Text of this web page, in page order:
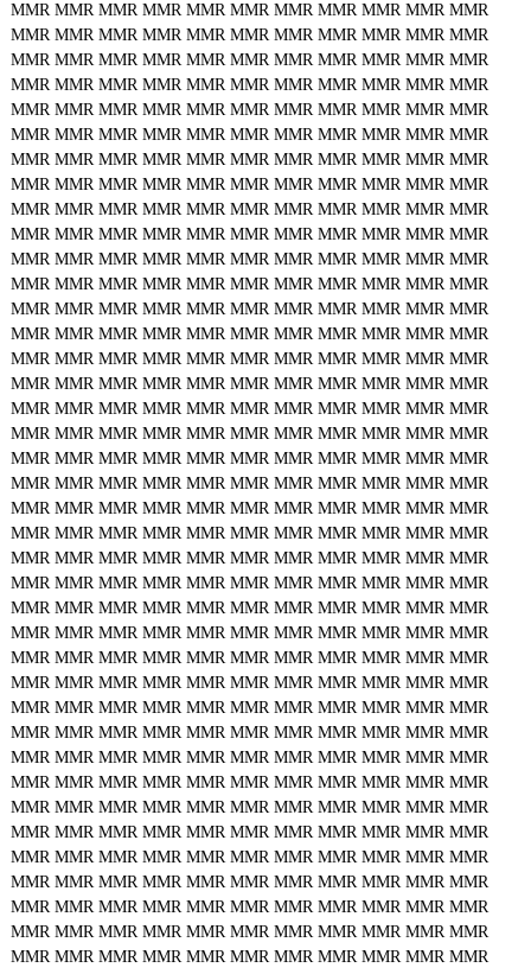
MMR MMR MMR MMR MMR MMR MMR MMR MMR MMR MMR
MMR MMR MMR MMR MMR MMR MMR MMR MMR MMR MMR
MMR MMR MMR MMR MMR MMR MMR MMR MMR MMR MMR
MMR MMR MMR MMR MMR MMR MMR MMR MMR MMR MMR
MMR MMR MMR MMR MMR MMR MMR MMR MMR MMR MMR
MMR MMR MMR MMR MMR MMR MMR MMR MMR MMR MMR
MMR MMR MMR MMR MMR MMR MMR MMR MMR MMR MMR
MMR MMR MMR MMR MMR MMR MMR MMR MMR MMR MMR
MMR MMR MMR MMR MMR MMR MMR MMR MMR MMR MMR
MMR MMR MMR MMR MMR MMR MMR MMR MMR MMR MMR
MMR MMR MMR MMR MMR MMR MMR MMR MMR MMR MMR
MMR MMR MMR MMR MMR MMR MMR MMR MMR MMR MMR
MMR MMR MMR MMR MMR MMR MMR MMR MMR MMR MMR
MMR MMR MMR MMR MMR MMR MMR MMR MMR MMR MMR
MMR MMR MMR MMR MMR MMR MMR MMR MMR MMR MMR
MMR MMR MMR MMR MMR MMR MMR MMR MMR MMR MMR
MMR MMR MMR MMR MMR MMR MMR MMR MMR MMR MMR
MMR MMR MMR MMR MMR MMR MMR MMR MMR MMR MMR
MMR MMR MMR MMR MMR MMR MMR MMR MMR MMR MMR
MMR MMR MMR MMR MMR MMR MMR MMR MMR MMR MMR
MMR MMR MMR MMR MMR MMR MMR MMR MMR MMR MMR
MMR MMR MMR MMR MMR MMR MMR MMR MMR MMR MMR
MMR MMR MMR MMR MMR MMR MMR MMR MMR MMR MMR
MMR MMR MMR MMR MMR MMR MMR MMR MMR MMR MMR
MMR MMR MMR MMR MMR MMR MMR MMR MMR MMR MMR
MMR MMR MMR MMR MMR MMR MMR MMR MMR MMR MMR
MMR MMR MMR MMR MMR MMR MMR MMR MMR MMR MMR
MMR MMR MMR MMR MMR MMR MMR MMR MMR MMR MMR
MMR MMR MMR MMR MMR MMR MMR MMR MMR MMR MMR
MMR MMR MMR MMR MMR MMR MMR MMR MMR MMR MMR
MMR MMR MMR MMR MMR MMR MMR MMR MMR MMR MMR
MMR MMR MMR MMR MMR MMR MMR MMR MMR MMR MMR
MMR MMR MMR MMR MMR MMR MMR MMR MMR MMR MMR
MMR MMR MMR MMR MMR MMR MMR MMR MMR MMR MMR
MMR MMR MMR MMR MMR MMR MMR MMR MMR MMR MMR
MMR MMR MMR MMR MMR MMR MMR MMR MMR MMR MMR
MMR MMR MMR MMR MMR MMR MMR MMR MMR MMR MMR
MMR MMR MMR MMR MMR MMR MMR MMR MMR MMR MMR
MMR MMR MMR MMR MMR MMR MMR MMR MMR MMR MMR